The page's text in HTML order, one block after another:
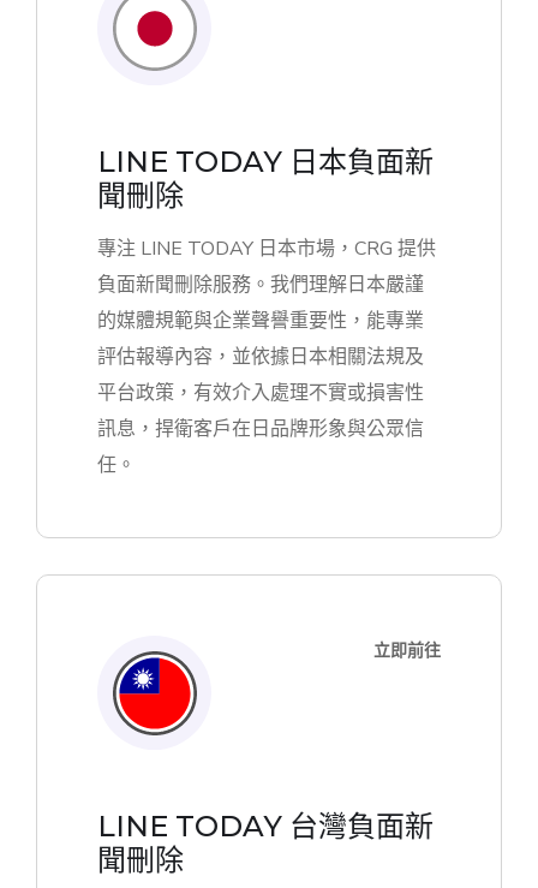
LINE TODAY 日本負面新
聞刪除
專注 LINE TODAY 日本市場，CRG 提供
負面新聞刪除服務。我們理解日本嚴謹
的媒體規範與企業聲譽重要性，能專業
評估報導內容，並依據日本相關法規及
平台政策，有效介入處理不實或損害性
訊息，捍衛客戶在日品牌形象與公眾信
任。
立即前往
LINE TODAY 台灣負面新
聞刪除